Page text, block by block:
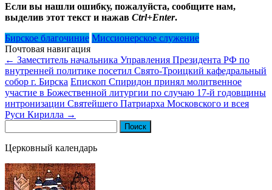
Если вы нашли ошибку, пожалуйста, сообщите нам,
выделив этот текст и нажав Ctrl+Enter.
Бирское благочиние Миссионерское служение
Почтовая навигация
← Заместитель начальника Управления Президента РФ по
внутренней политике посетил Свято-Троицкий кафедральный
собор г. Бирска Епископ Спиридон принял молитвенное
участие в Божественной литургии по случаю 17-й годовщины
интронизации Святейшего Патриарха Московского и всея
Руси Кирилла →
Церковный календарь